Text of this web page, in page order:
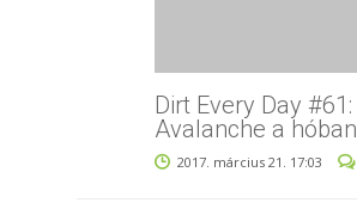
Dirt Every Day #61:
Avalanche a hóban
2017. március 21. 17:03